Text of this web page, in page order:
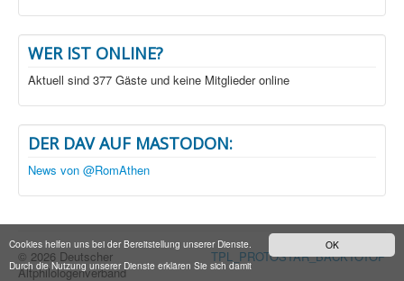
OK
Cookies helfen uns bei der Bereitstellung unserer Dienste.
Durch die Nutzung unserer Dienste erklären Sie sich damit
WER IST ONLINE?
Aktuell sind 377 Gäste und keine Mitglieder online
DER DAV AUF MASTODON:
News von @RomAthen
TPL_PROTOSTAR_BACKTOTOP
© 2026 Deutscher
Altphilologenverband